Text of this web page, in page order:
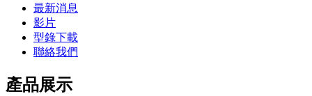
最新消息
影片
型錄下載
聯絡我們
產品展示